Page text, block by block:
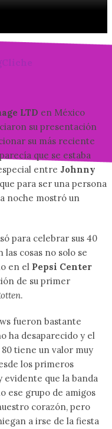
LTD en México
su presentación
su más reciente
que se estaba
entre Johnny
para ser una persona
noche mostró un
para celebrar sus 40
cosas no solo se
en el Pepsi Center
de su primer
.
fueron bastante
ha desaparecido y el
tiene un valor muy
los primeros
que la banda
ese grupo de amigos
corazón, pero
a irse de la fiesta